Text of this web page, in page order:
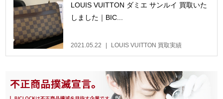
LOUIS VUITTON ダミエ サンルイ 買取いた
しました｜BIC...
2021.05.22 LOUIS VUITTON 買取実績